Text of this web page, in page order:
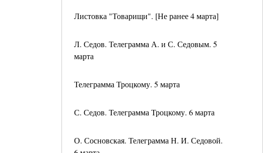
Листовка "Товарищи". [Не ранее 4 марта]
Л. Седов. Телеграмма А. и С. Седовым. 5
марта
Телеграмма Троцкому. 5 марта
С. Седов. Телеграмма Троцкому. 6 марта
О. Сосновская. Телеграмма Н. И. Седовой.